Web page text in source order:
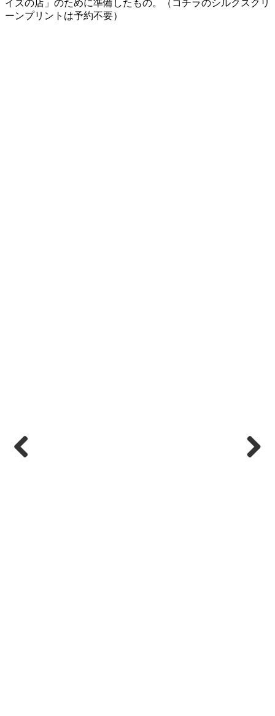
イズの店」のために準備したもの。（コチラのシルクスクリ
ーンプリントは予約不要）